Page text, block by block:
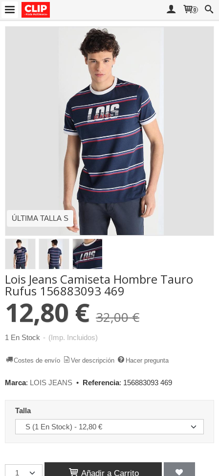
0
ÚLTIMA TALLA S
Lois Jeans Camiseta Hombre Tauro
Rufus 156883093 469
12,80 € 32,00 €
1 En Stock - (Imp. Incluidos)
Costes de envío Ver descripción Hacer pregunta
Marca: LOIS JEANS • Referencia: 156883093 469
Talla
Añadir a Carrito